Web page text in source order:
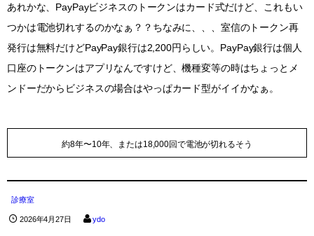
あれかな、PayPayビジネスのトークンはカード式だけど、これもい
つかは電池切れするのかなぁ？？ちなみに、、、室信のトークン再
発行は無料だけどPayPay銀行は2,200円らしい。PayPay銀行は個人
口座のトークンはアプリなんですけど、機種変等の時はちょっとメ
ンドーだからビジネスの場合はやっぱカード型がイイかなぁ。
約8年〜10年、または18,000回で電池が切れるそう
診療室
2026年4月27日 ydo